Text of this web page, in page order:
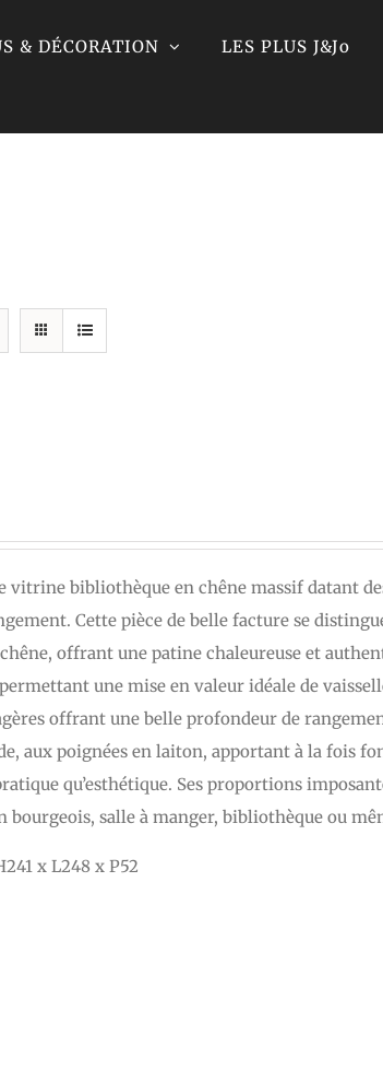
& DÉCORATION LES PLUS J&Jo
vitrine bibliothèque en chêne massif datant
Cette pièce de belle facture se
offrant une patine chaleureuse et
une mise en valeur idéale de
offrant une belle profondeur de
aux poignées en laiton, apportant à la fois
qu’esthétique. Ses proportions
bourgeois, salle à manger, bibliothèque ou
x L248 x P52